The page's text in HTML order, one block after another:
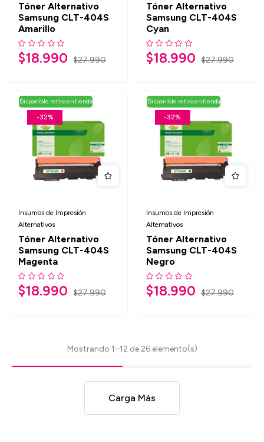
Tóner Alternativo
Samsung CLT-404S
Amarillo
$27.990
$18.990
Tóner Alternativo
Samsung CLT-404S
Cyan
$27.990
$18.990
-32%
Disponible retiro en tienda
Insumos de Impresión
Alternativos
Tóner Alternativo
Samsung CLT-404S
Magenta
$27.990
$18.990
-32%
Disponible retiro en tienda
Insumos de Impresión
Alternativos
Tóner Alternativo
Samsung CLT-404S
Negro
$27.990
$18.990
Mostrando 1–12 de 26 elemento(s)
Carga Más